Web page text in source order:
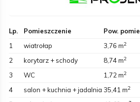
Lp. Pomieszczenie Pow.
1
wiatrołap 3,76 m2
2 korytarz + schody 8,74 m2
3 WC 1,72 m2
4 salon + kuchnia + jadalnia 35,41 m2